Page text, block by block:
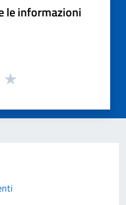
le informazioni